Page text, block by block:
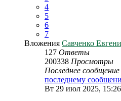
4
5
6
7
Вложения Савченко
127 Ответы
200338 Просмотры
Последнее сообщение
последнему
Вт 29 июл 2025, 15:26